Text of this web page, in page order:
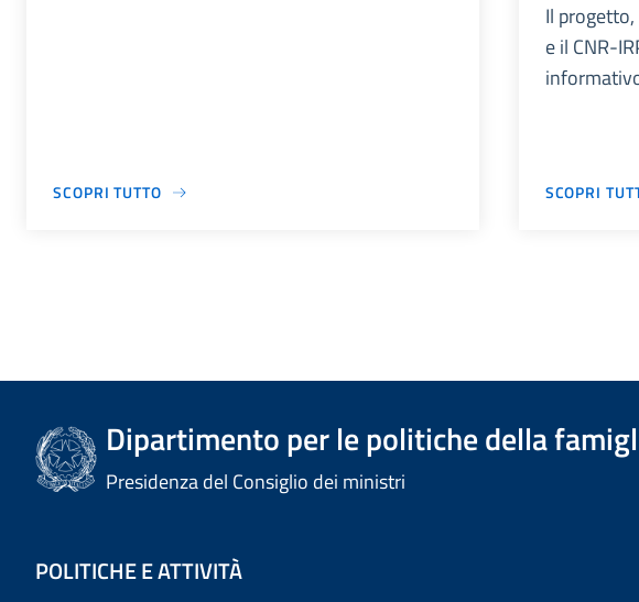
SCOPRI TUTTO
Il
e il CNR-
SCOPRI
Dipartimento per le politiche della
Presidenza del Consiglio dei ministri
POLITICHE E ATTIVITÀ